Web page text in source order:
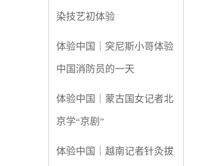
染技艺初体验
体验中国｜突尼斯小哥体验
中国消防员的一天
体验中国｜蒙古国女记者北
京学“京剧”
体验中国｜越南记者针灸拔